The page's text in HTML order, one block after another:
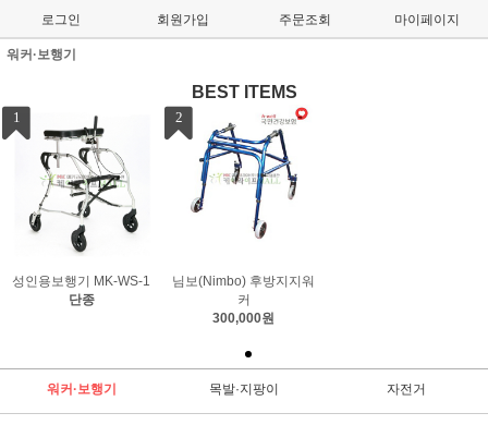
로그인 회원가입 주문조회 마이페이지
워커·보행기
BEST ITEMS
1
성인용보행기 MK-WS-1
단종
2
님보(Nimbo) 후방지지워
커
300,000원
워커·보행기 목발·지팡이 자전거